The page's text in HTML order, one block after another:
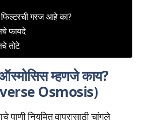
गरज आहे का?
फायदे
तोटे
ऑस्मोसिस म्हणजे काय?
Osmosis)
पाणी नियमित वापरासाठी चांगले